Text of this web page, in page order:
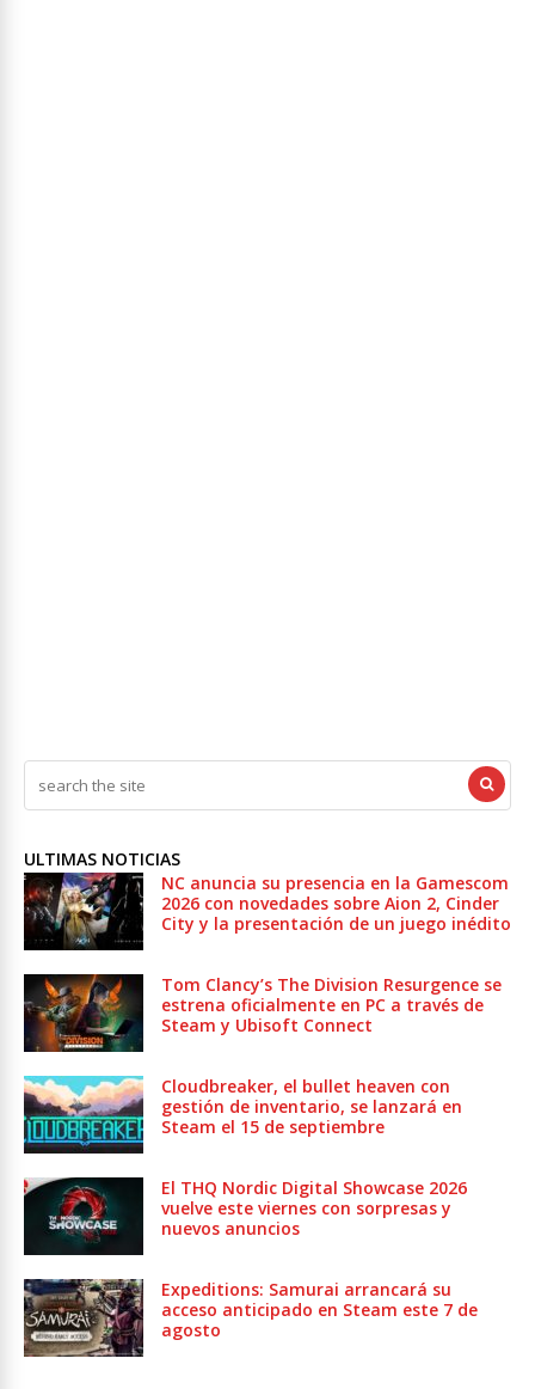
ULTIMAS NOTICIAS
NC anuncia su presencia en la Gamescom
2026 con novedades sobre Aion 2, Cinder
City y la presentación de un juego inédito
Tom Clancy’s The Division Resurgence se
estrena oficialmente en PC a través de
Steam y Ubisoft Connect
Cloudbreaker, el bullet heaven con
gestión de inventario, se lanzará en
Steam el 15 de septiembre
El THQ Nordic Digital Showcase 2026
vuelve este viernes con sorpresas y
nuevos anuncios
Expeditions: Samurai arrancará su
acceso anticipado en Steam este 7 de
agosto